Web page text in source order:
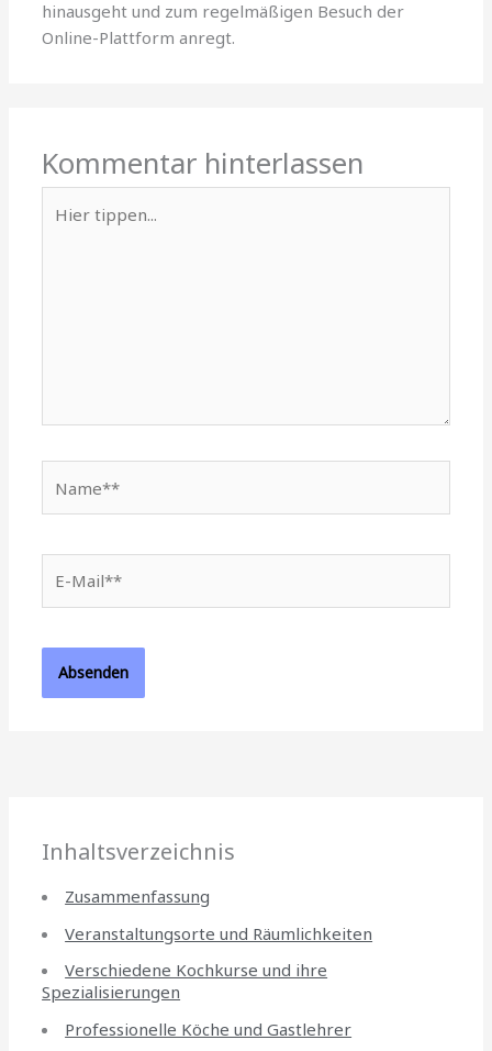
hinausgeht und zum regelmäßigen Besuch der
Online-Plattform anregt.
Kommentar hinterlassen
tippen...
Mail**
Inhaltsverzeichnis
Zusammenfassung
Veranstaltungsorte und Räumlichkeiten
Verschiedene Kochkurse und ihre
Spezialisierungen
Professionelle Köche und Gastlehrer